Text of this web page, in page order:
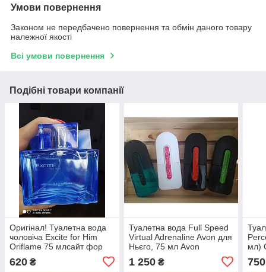
Умови повернення
Законом не передбачено повернення та обмін даного товару
належної якості
Всі умови повернення
Подібні товари компанії
Оригінал! Туалетна вода
чоловіча Excite for Him
Oriflame 75 млсайт фор
620 ₴
Туалетна вода Full Speed
Virtual Adrenaline Avon для
Ньєго, 75 мл Avon
1 250₴
мл)
750